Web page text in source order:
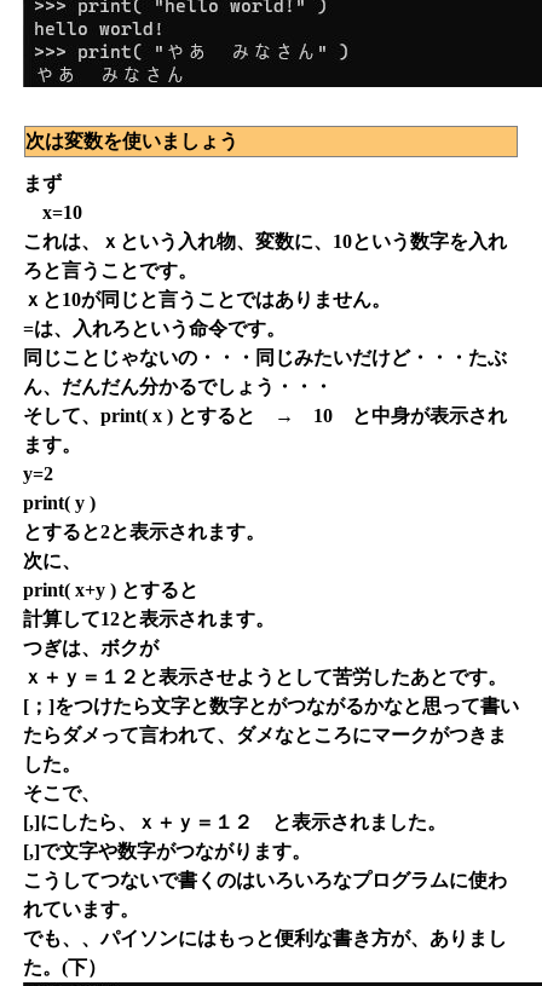
次は変数を使いましょう
まず
x=10
これは、ｘという入れ物、変数に、10という数字を入れ
ろと言うことです。
ｘと10が同じと言うことではありません。
=は、入れろという命令です。
同じことじゃないの・・・同じみたいだけど・・・たぶ
ん、だんだん分かるでしょう・・・
そして、print( x ) とすると → 10 と中身が表示され
ます。
y=2
print( y )
とすると2と表示されます。
次に、
print( x+y ) とすると
計算して12と表示されます。
つぎは、ボクが
ｘ＋ｙ＝１２と表示させようとして苦労したあとです。
[；]をつけたら文字と数字とがつながるかなと思って書い
たらダメって言われて、ダメなところにマークがつきま
した。
そこで、
[,]にしたら、ｘ＋ｙ＝１２ と表示されました。
[,]で文字や数字がつながります。
こうしてつないで書くのはいろいろなプログラムに使わ
れています。
でも、、パイソンにはもっと便利な書き方が、ありまし
た。(下）